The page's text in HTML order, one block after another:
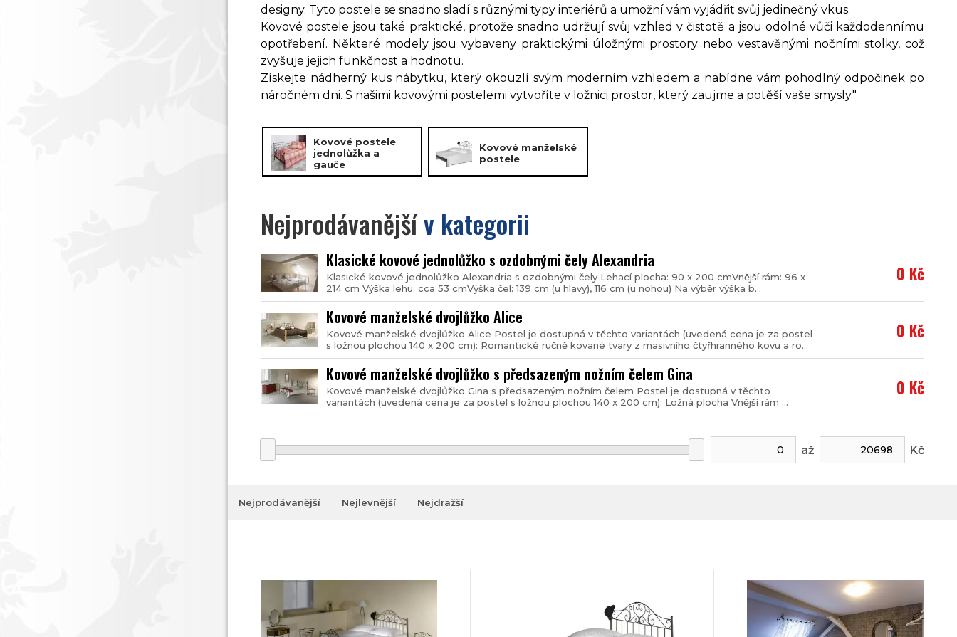
designy. Tyto postele se snadno sladí s různými typy interiérů a umožní vám vyjádřit svůj jedinečný vkus.
Kovové postele jsou také praktické, protože snadno udržují svůj vzhled v čistotě a jsou odolné vůči každodennímu
opotřebení. Některé modely jsou vybaveny praktickými úložnými prostory nebo vestavěnými nočními stolky, což
zvyšuje jejich funkčnost a hodnotu.
Získejte nádherný kus nábytku, který okouzlí svým moderním vzhledem a nabídne vám pohodlný odpočinek po
náročném dni. S našimi kovovými postelemi vytvoříte v ložnici prostor, který zaujme a potěší vaše smysly."
Kovové postele
jednolůžka a
gauče
Kovové manželské
postele
Nejprodávanějšív kategorii
Klasické kovové jednolůžko s ozdobnými čely Alexandria
Klasické kovové jednolůžko Alexandria s ozdobnými čely Lehací plocha: 90 x 200 cmVnější rám: 96 x
214 cm Výška lehu: cca 53 cmVýška čel: 139 cm (u hlavy), 116 cm (u nohou) Na výběr výška b...
0 Kč
Kovové manželské dvojlůžko Alice
Kovové manželské dvojlůžko Alice Postel je dostupná v těchto variantách (uvedená cena je za postel
s ložnou plochou 140 x 200 cm): Romantické ručně kované tvary z masivního čtyřhranného kovu a ro...
0 Kč
Kovové manželské dvojlůžko s předsazeným nožním čelem Gina
Kovové manželské dvojlůžko Gina s předsazeným nožním čelem Postel je dostupná v těchto
variantách (uvedená cena je za postel s ložnou plochou 140 x 200 cm): Ložná plocha Vnější rám ...
0 Kč
až Kč
Nejprodávanější Nejlevnější Nejdražší